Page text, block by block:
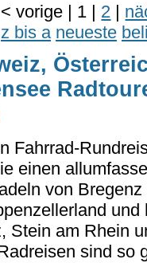
<vorige | 1 | 2 |
z bis a neueste
Fahrrad-
einen
von
Stein am Rhein
sind so